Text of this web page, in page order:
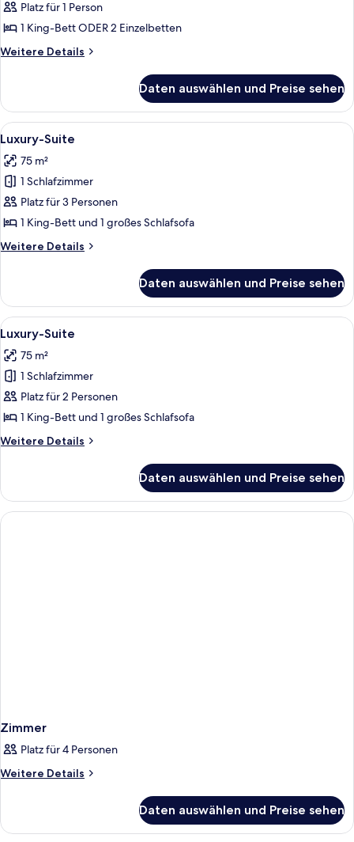
Doppel-
oder
-
Zweibettzimmer
Platz für 1 Person
1 King-Bett ODER 2 Einzelbetten
Weitere Details
Weitere
Doppel-
oder
-
Zweibettzimmer
Daten auswählen und Preise sehen
Alle
Fotos
für
Luxury-
Suite
anzeigen
Ein großes Bett mit dunklem
9
Luxury-Suite
75 m²
1 Schlafzimmer
Platz für 3 Personen
1 King-Bett und 1 großes Schlafsofa
Weitere Details
Weitere
Suite
Daten auswählen und Preise sehen
Alle
Fotos
für
Luxury-
Suite
anzeigen
Ein großes Bett mit dunklem
9
Luxury-Suite
75 m²
1 Schlafzimmer
Platz für 2 Personen
1 King-Bett und 1 großes Schlafsofa
Weitere Details
Weitere
Suite
Daten auswählen und Preise sehen
Zimmer
Platz für 4 Personen
Weitere Details
Weitere
Daten auswählen und Preise sehen